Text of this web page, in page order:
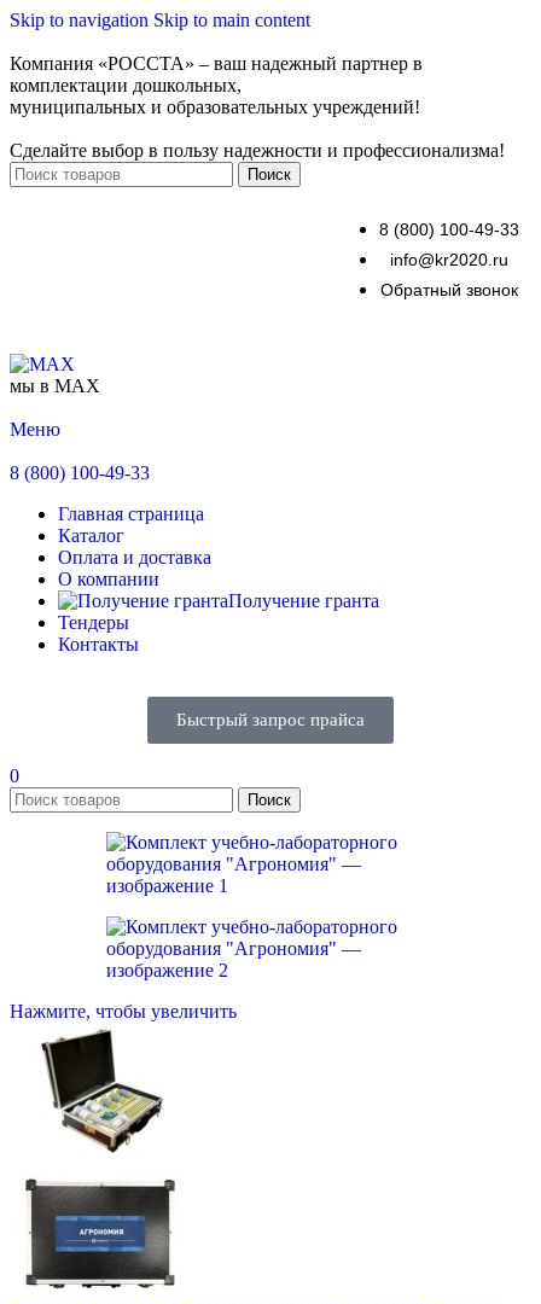
Skip to navigation Skip to main content
Компания «РОССТА» – ваш надежный партнер в
комплектации дошкольных,
муниципальных и образовательных учреждений!
Сделайте выбор в пользу надежности и профессионализма!
Поиск
8 (800) 100-49-33
info@kr2020.ru
Обратный звонок
мы в MAX
Меню
8 (800) 100-49-33
Главная страница
Каталог
Оплата и доставка
О компании
Получение гранта
Тендеры
Контакты
Быстрый запрос прайса
0
Поиск
Нажмите, чтобы увеличить